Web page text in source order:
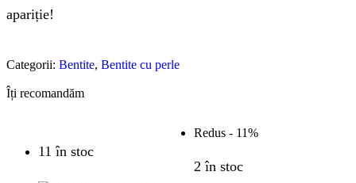
apariție!
Categorii: Bentite, Bentite cu perle
Îți recomandăm
11 în stoc
Redus - 11%
2 în stoc